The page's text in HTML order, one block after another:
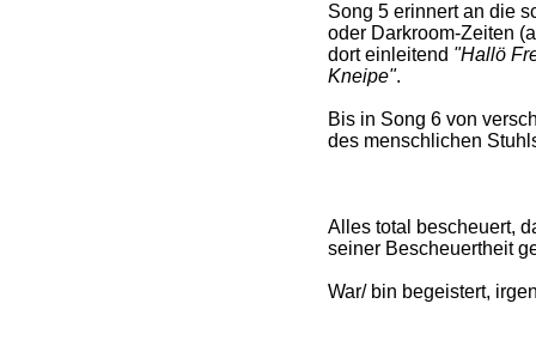
Song 5 erinnert an die
oder Darkroom-Zeiten
dort einleitend "Hallö
Kneipe".
Bis in Song 6 von
des menschlichen
Alles total bescheuert,
seiner Bescheuertheit
War/ bin begeistert,